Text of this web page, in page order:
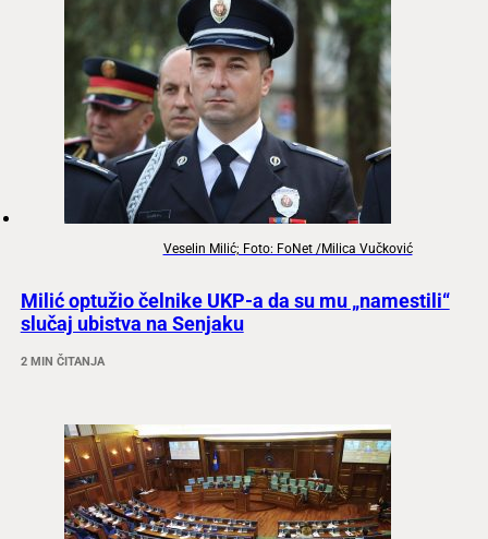
Veselin Milić; Foto: FoNet /Milica Vučković
Milić optužio čelnike UKP-a da su mu „namestili“
slučaj ubistva na Senjaku
2 MIN ČITANJA